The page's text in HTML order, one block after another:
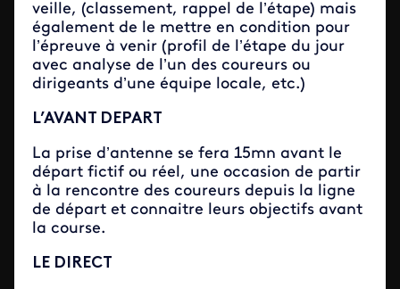
veille, (classement, rappel de l’étape) mais
également de le mettre en condition pour
l’épreuve à venir (profil de l’étape du jour
avec analyse de l’un des coureurs ou
dirigeants d’une équipe locale, etc.)
L’AVANT DEPART
La prise d’antenne se fera 15mn avant le
départ fictif ou réel, une occasion de partir
à la rencontre des coureurs depuis la ligne
de départ et connaitre leurs objectifs avant
la course.
LE DIRECT